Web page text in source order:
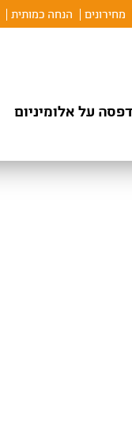
מחירונים הנחה כמותית
על אלומיניום